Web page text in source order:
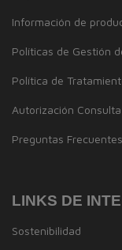
Información de
Políticas de Gestión
Política de
Autorización
Preguntas Frecuentes
LINKS DE
Sostenibilidad